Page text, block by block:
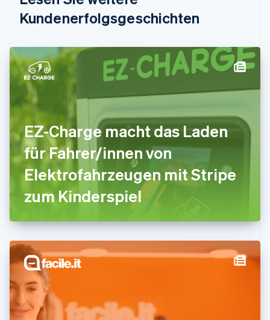
Kundenerfolgsgeschichten
EZ-Charge macht das Laden
für Fahrer/innen von
Elektrofahrzeugen mit Stripe
zum Kinderspiel
English
简体中文English
Finnland
English
Frankreich
English
Gibraltar
Griechenland
English
Indien
English
Irland
English
Japan
日本語English
Kanada
EnglishFrançais
Kroatien
English
Lettland
English